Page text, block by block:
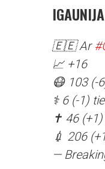
IGAUNIJA
🇪🇪 Ar
📈 +16
😷 103 (-
⚕️ 6 (-1)
✝️ 46
💉 206
—